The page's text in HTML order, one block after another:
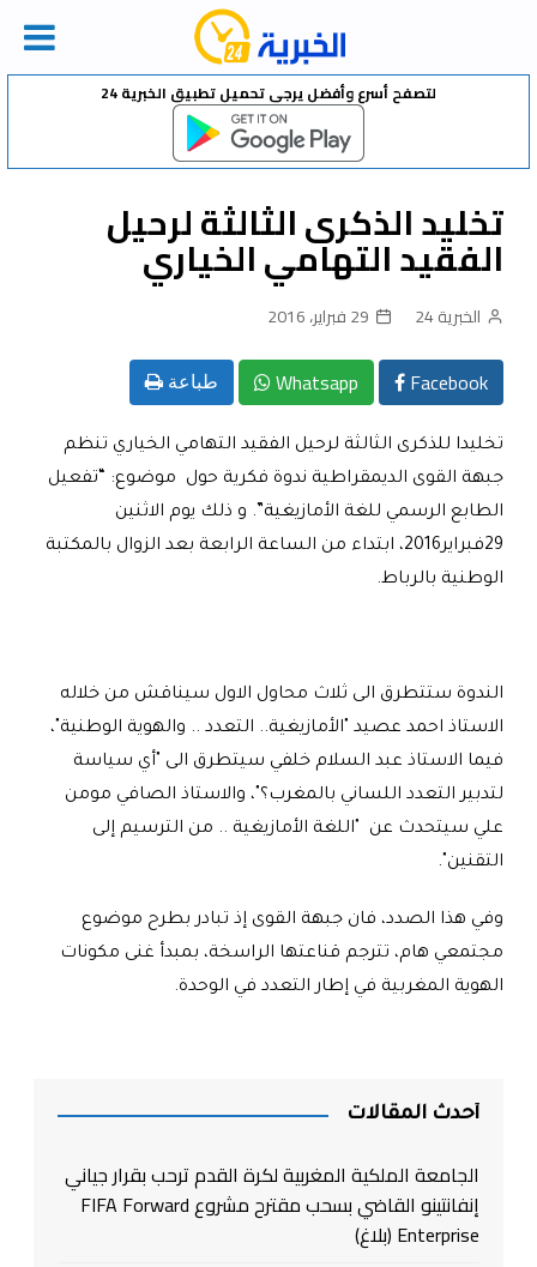
Skip
لتصفح أسرع وأفضل يرجى تحميل تطبيق الخبرية 24
تخليد الذكرى الثالثة لرحيل
الفقيد التهامي الخياري
الخبرية 24 29 فبراير، 2016
Facebook
Whatsapp طباعة
تخليدا للذكرى الثالثة لرحيل الفقيد التهامي الخياري تنظم
جبهة القوى الديمقراطية ندوة فكرية حول موضوع: “تفعيل
الطابع الرسمي للغة الأمازيغية”. و ذلك يوم الاثنين
29فبراير2016، ابتداء من الساعة الرابعة بعد الزوال بالمكتبة
الوطنية بالرباط.
الندوة ستتطرق الى ثلاث محاول الاول سيناقش من خلاله
الاستاذ احمد عصيد "الأمازيغية.. التعدد .. والهوية الوطنية"،
فيما الاستاذ عبد السلام خلفي سيتطرق الى "أي سياسة
لتدبير التعدد اللساني بالمغرب؟"، والاستاذ الصافي مومن
علي سيتحدث عن "اللغة الأمازيغية .. من الترسيم إلى
التقنين".
وفي هذا الصدد، فان جبهة القوى إذ تبادر بطرح موضوع
مجتمعي هام، تترجم قناعتها الراسخة، بمبدأ غنى مكونات
الهوية المغربية في إطار التعدد في الوحدة.
أحدث المقالات
الجامعة الملكية المغربية لكرة القدم ترحب بقرار جياني
إنفانتينو القاضي بسحب مقترح مشروع FIFA Forward
Enterprise (بلاغ)